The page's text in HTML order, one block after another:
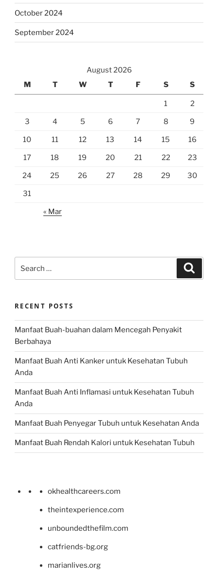
October 2024
September 2024
August 2026
M
T W T F S S
1 2
3 4 5 6 7 8 9
10 11 12 13 14 15 16
17 18 19 20 21 22 23
24 25 26 27 28 29 30
31
« Mar
for:
RECENT POSTS
Manfaat Buah-buahan dalam Mencegah Penyakit
Berbahaya
Manfaat Buah Anti Kanker untuk Kesehatan Tubuh
Anda
Manfaat Buah Anti Inflamasi untuk Kesehatan Tubuh
Anda
Manfaat Buah Penyegar Tubuh untuk Kesehatan Anda
Manfaat Buah Rendah Kalori untuk Kesehatan Tubuh
okhealthcareers.com
theintexperience.com
unboundedthefilm.com
catfriends-bg.org
marianlives.org